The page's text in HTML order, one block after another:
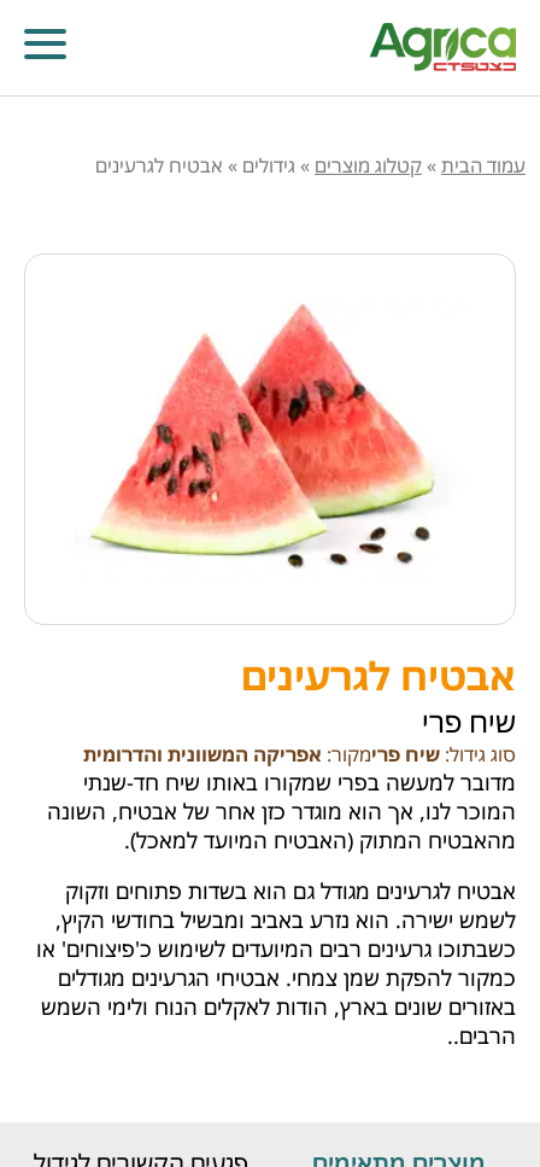
קוטלי עשבים
קוטלי מחלות
קוטלי חרקים
מווסתי צמיחה
דישון עלוותי וביוסטימולנטים
זרעים
שונות
עמוד הבית»קטלוג מוצרים » גידולים » אבטיח לגרעינים
אבטיח לגרעינים
שיח פרי
סוג גידול: שיח פרימקור: אפריקה המשוונית והדרומית
מדובר למעשה בפרי שמקורו באותו שיח חד-שנתי
המוכר לנו, אך הוא מוגדר כזן אחר של אבטיח, השונה
מהאבטיח המתוק (האבטיח המיועד למאכל).
אבטיח לגרעינים מגודל גם הוא בשדות פתוחים וזקוק
לשמש ישירה. הוא נזרע באביב ומבשיל בחודשי הקיץ,
כשבתוכו גרעינים רבים המיועדים לשימוש כ'פיצוחים' או
כמקור להפקת שמן צמחי. אבטיחי הגרעינים מגודלים
באזורים שונים בארץ, הודות לאקלים הנוח ולימי השמש
הרבים..